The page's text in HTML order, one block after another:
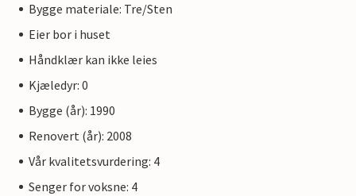
Bygge materiale: Tre/Sten
Eier bor i huset
Håndklær kan ikke leies
Kjæledyr: 0
Bygge (år): 1990
Renovert (år): 2008
Vår kvalitetsvurdering: 4
Senger for voksne: 4